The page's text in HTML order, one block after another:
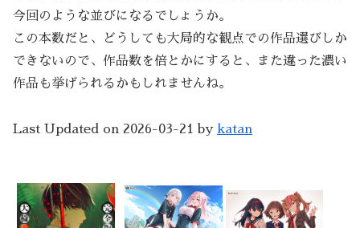
今回のような並びになるでしょうか。
この本数だと、どうしても大局的な観点での作品選びしか
できないので、作品数を倍とかにすると、また違った濃い
作品も挙げられるかもしれませんね。
Last Updated on 2026-03-21 by katan